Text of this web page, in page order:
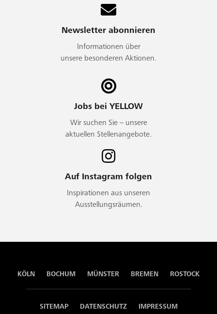
Newsletter abonnieren
Informationen über
unsere besonderen Aktionen.
Jobs bei YELLOW
Wir suchen Sie – unsere
aktuellen Stellenangebote.
Auf Instagram folgen
Inspirationen aus unseren
Ausstellungsräumen.
KÖLN BOCHUM MÜNSTER BREMEN ROSTOCK
SITEMAP DATENSCHUTZ IMPRESSUM